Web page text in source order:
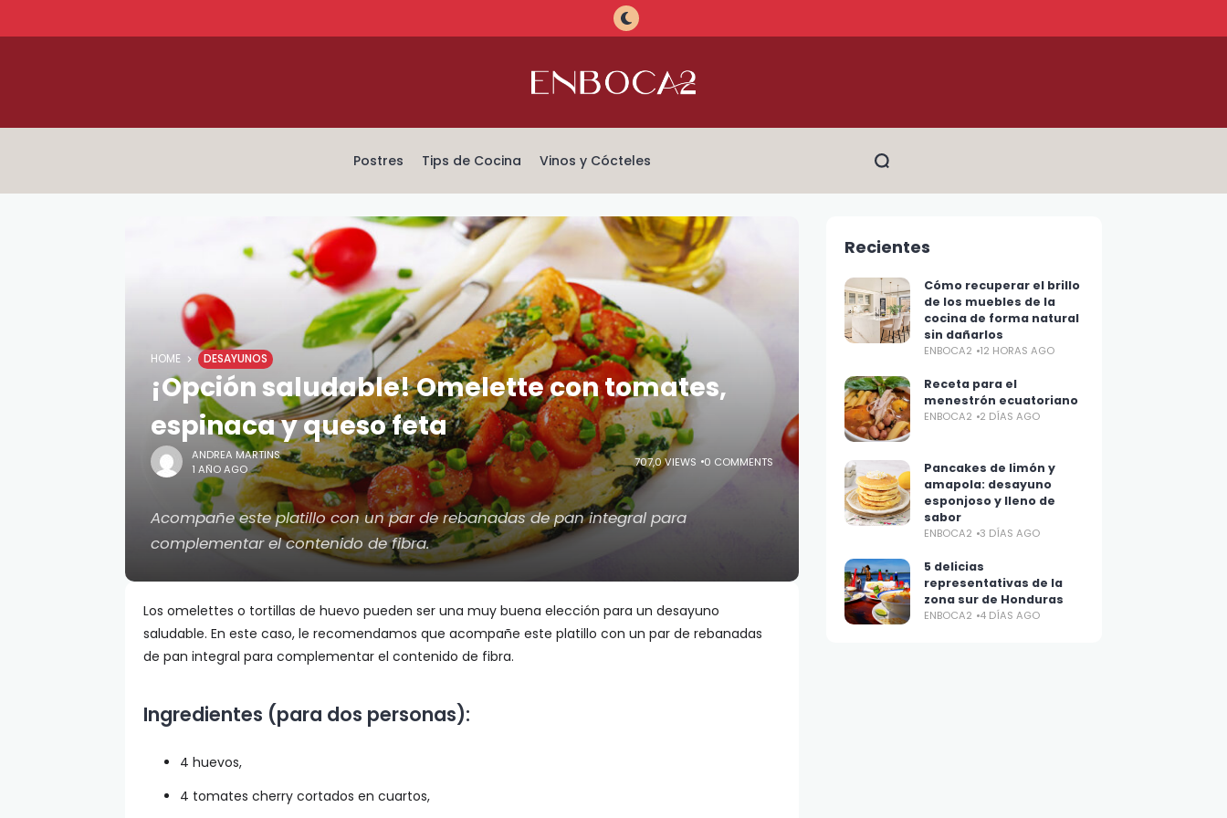
Postres Tips de Cocina Vinos y Cócteles
HOME DESAYUNOS
¡Opción saludable! Omelette con tomates,
espinaca y queso feta
ANDREA MARTINS
1 AÑO AGO
707,0 VIEWS 0 COMMENTS
Acompañe este platillo con un par de rebanadas de pan integral para
complementar el contenido de fibra.
Los omelettes o tortillas de huevo pueden ser una muy buena elección para un desayuno
saludable. En este caso, le recomendamos que acompañe este platillo con un par de rebanadas
de pan integral para complementar el contenido de fibra.
Ingredientes (para dos personas):
4 huevos,
4 tomates cherry cortados en cuartos,
Recientes
Cómo recuperar el brillo
de los muebles de la
cocina de forma natural
sin dañarlos
ENBOCA2 12 HORAS AGO
Receta para el
menestrón ecuatoriano
ENBOCA2 2 DÍAS AGO
Pancakes de limón y
amapola: desayuno
esponjoso y lleno de
sabor
ENBOCA2 3 DÍAS AGO
5 delicias
representativas de la
zona sur de Honduras
ENBOCA2 4 DÍAS AGO